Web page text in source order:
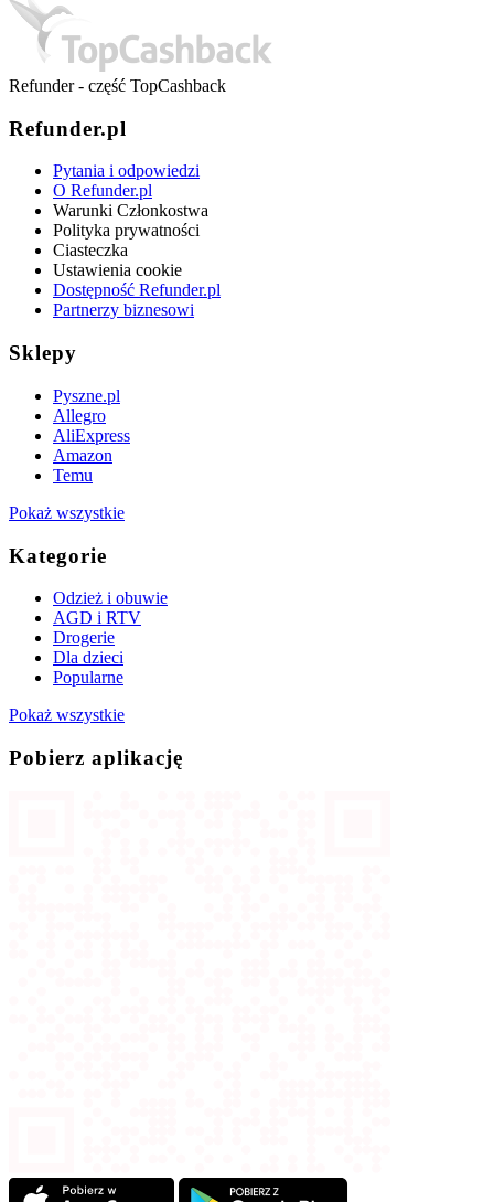
Refunder - część TopCashback
Refunder.pl
Pytania i odpowiedzi
O Refunder.pl
Warunki Członkostwa
Polityka prywatności
Ciasteczka
Ustawienia cookie
Dostępność Refunder.pl
Partnerzy biznesowi
Sklepy
Pyszne.pl
Allegro
AliExpress
Amazon
Temu
Pokaż wszystkie
Kategorie
Odzież i obuwie
AGD i RTV
Drogerie
Dla dzieci
Popularne
Pokaż wszystkie
Pobierz aplikację